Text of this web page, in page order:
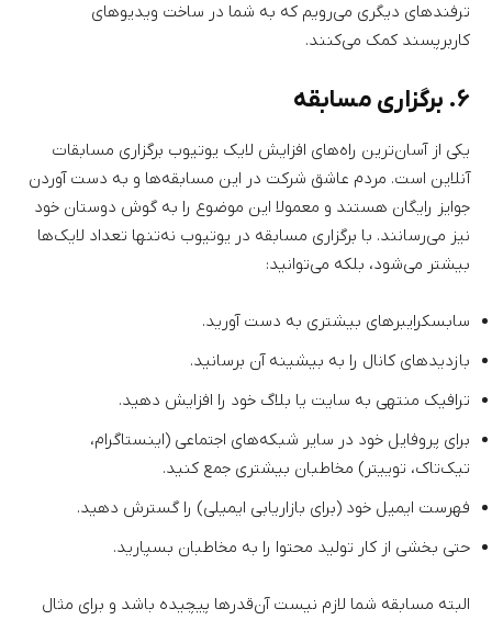
ترفندهای دیگری می‌رویم که به شما در ساخت ویدیوهای
کاربرپسند کمک می‌کنند.
۶. برگزاری مسابقه
یکی از آسان‌ترین راه‌های افزایش لایک یوتیوب برگزاری مسابقات
آنلاین است. مردم عاشق شرکت در این مسابقه‌ها و به دست آوردن
جوایز رایگان هستند و معمولا این موضوع را به گوش دوستان خود
نیز می‌رسانند. با برگزاری مسابقه در یوتیوب نه‌تنها تعداد لایک‌ها
بیشتر می‌شود، بلکه می‌توانید:
سابسکرایبرهای بیشتری به دست آورید.
بازدیدهای کانال را به بیشینه آن برسانید.
ترافیک منتهی به سایت یا بلاگ خود را افزایش دهید.
برای پروفایل خود در سایر شبکه‌های اجتماعی (اینستاگرام،
تیک‌تاک، توییتر) مخاطبان بیشتری جمع کنید.
فهرست ایمیل خود (برای بازاریابی ایمیلی) را گسترش دهید.
حتی بخشی از کار تولید محتوا را به مخاطبان بسپارید.
البته مسابقه شما لازم نیست آن‌قدرها پیچیده باشد و برای مثال